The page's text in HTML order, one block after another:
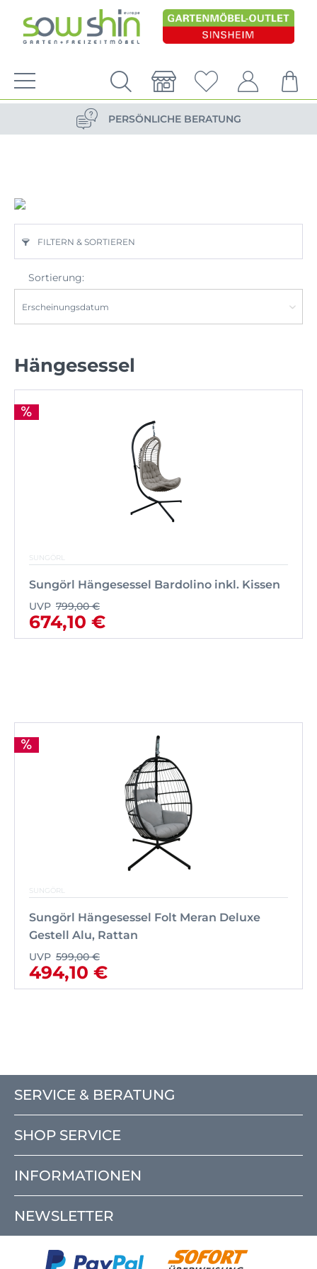
PERSÖNLICHE BERATUNG
VERSANDKOSTENFREIE LIEFERUNG
PERSÖNLICHE BERATUNG
FILTERN & SORTIEREN
Sortierung:
Hängesessel
SUNGÖRL
Sungörl Hängesessel Bardolino inkl. Kissen
UVP 799,00 €
674,10 €
SUNGÖRL
Sungörl Hängesessel Folt Meran Deluxe
Gestell Alu, Rattan
UVP 599,00 €
494,10 €
SERVICE & BERATUNG
SHOP SERVICE
INFORMATIONEN
NEWSLETTER